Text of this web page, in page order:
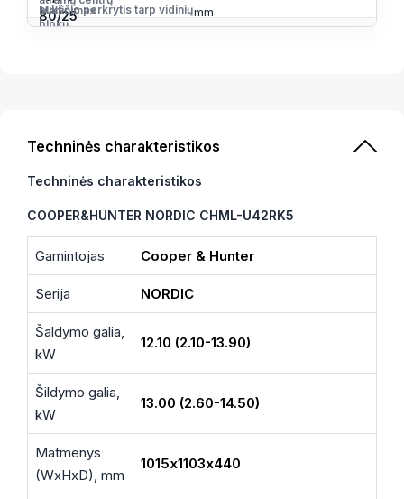
80/25
aukščio perkrytis tarp vidinių
blokų
mm
Maitinimas
Techninės charakteristikos
Techninės charakteristikos
COOPER&HUNTER NORDIC CHML-U42RK5
Gamintojas Cooper & Hunter
Serija NORDIC
Šaldymo galia,
kW
12.10 (2.10-13.90)
Šildymo galia,
kW
13.00 (2.60-14.50)
Matmenys
(WxHxD), mm
1015х1103х440